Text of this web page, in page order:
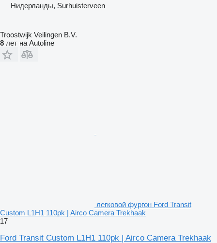
Нидерланды, Surhuisterveen
Troostwijk Veilingen B.V.
8 лет на Autoline
легковой фургон Ford Transit
Custom L1H1 110pk | Airco Camera Trekhaak
17
Ford Transit Custom L1H1 110pk | Airco Camera Trekhaak